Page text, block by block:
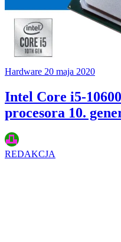
Hardware 20 maja 2020
Intel Core i5-
procesora 10.
REDAKCJA